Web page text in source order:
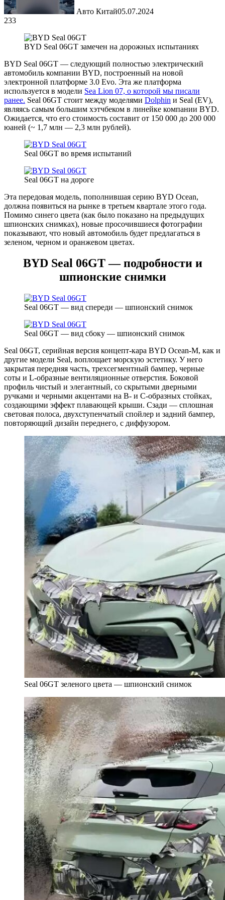
Авто Китай05.07.2024
233
BYD Seal 06GT замечен на дорожных испытаниях
BYD Seal 06GT — следующий полностью электрический
автомобиль компании BYD, построенный на новой
электронной платформе 3.0 Evo. Эта же платформа
используется в модели Sea Lion 07, о которой мы писали
ранее. Seal 06GT стоит между моделями Dolphin и Seal (EV),
являясь самым большим хэтчбеком в линейке компании BYD.
Ожидается, что его стоимость составит от 150 000 до 200 000
юаней (~ 1,7 млн — 2,3 млн рублей).
Seal 06GT во время испытаний
Seal 06GT на дороге
Эта передовая модель, пополнившая серию BYD Ocean,
должна появиться на рынке в третьем квартале этого года.
Помимо синего цвета (как было показано на предыдущих
шпионских снимках), новые просочившиеся фотографии
показывают, что новый автомобиль будет предлагаться в
зеленом, черном и оранжевом цветах.
BYD Seal 06GT — подробности и
шпионские снимки
Seal 06GT — вид спереди — шпионский снимок
Seal 06GT — вид сбоку — шпионский снимок
Seal 06GT, серийная версия концепт-кара BYD Ocean-M, как и
другие модели Seal, воплощает морскую эстетику. У него
закрытая передняя часть, трехсегментный бампер, черные
соты и L-образные вентиляционные отверстия. Боковой
профиль чистый и элегантный, со скрытыми дверными
ручками и черными акцентами на B- и C-образных стойках,
создающими эффект плавающей крыши. Сзади — сплошная
световая полоса, двухступенчатый спойлер и задний бампер,
повторяющий дизайн переднего, с диффузором.
Seal 06GT зеленого цвета — шпионский снимок